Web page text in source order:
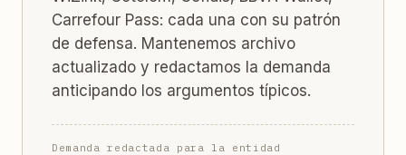
Carrefour Pass: cada una con su patrón
de defensa. Mantenemos archivo
actualizado y redactamos la demanda
anticipando los argumentos típicos.
Demanda redactada para la entidad